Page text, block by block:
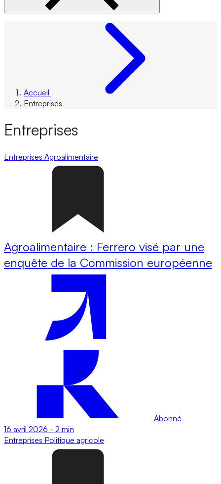
Accueil
Entreprises
Entreprises
Entreprises Agroalimentaire
Agroalimentaire : Ferrero visé par une
enquête de la Commission européenne
Abonné
16 avril 2026 - 2 min
Entreprises Politique agricole